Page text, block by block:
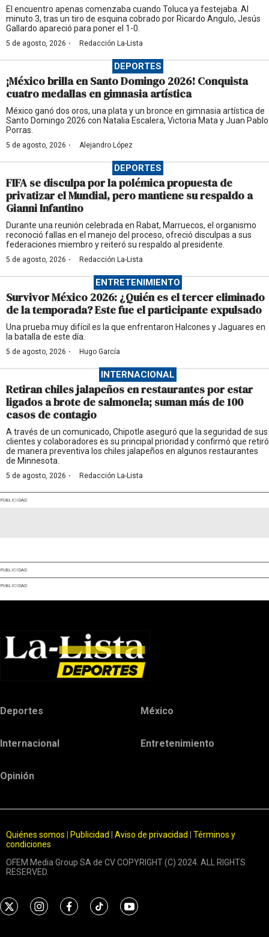
El encuentro apenas comenzaba cuando Toluca ya festejaba. Al
minuto 3, tras un tiro de esquina cobrado por Ricardo Angulo, Jesús
Gallardo apareció para poner el 1-0.
5 de agosto, 2026 · Redacción La-Lista
DEPORTES
¡México brilla en Santo Domingo 2026! Conquista
cuatro medallas en gimnasia artística
México ganó dos oros, una plata y un bronce en gimnasia artística de
Santo Domingo 2026 con Natalia Escalera, Victoria Mata y Juan Pablo
Porras.
5 de agosto, 2026 · Alejandro López
DEPORTES
FIFA se disculpa por la polémica propuesta de
privatizar el Mundial, pero mantiene su respaldo a
Gianni Infantino
Durante una reunión celebrada en Rabat, Marruecos, el organismo
reconoció fallas en el manejo del proceso, ofreció disculpas a sus
federaciones miembro y reiteró su respaldo al presidente.
5 de agosto, 2026 · Redacción La-Lista
ENTRETENIMIENTO
Survivor México 2026: ¿Quién es el tercer eliminado
de la temporada? Este fue el participante expulsado
Una prueba muy difícil es la que enfrentaron Halcones y Jaguares en
la batalla de este día.
5 de agosto, 2026 · Hugo García
INTERNACIONAL
Retiran chiles jalapeños en restaurantes por estar
ligados a brote de salmonela; suman más de 100
casos de contagio
A través de un comunicado, Chipotle aseguró que la seguridad de sus
clientes y colaboradores es su principal prioridad y confirmó que retiró
de manera preventiva los chiles jalapeños en algunos restaurantes
de Minnesota.
5 de agosto, 2026 · Redacción La-Lista
PUBLICIDAD
PUBLICIDAD
PUBLICIDAD
Deportes México
Internacional Entretenimiento
Opinión
Quiénes somos Publicidad Aviso de privacidad
Términos y
condiciones
OFEM Media Group SA de CV COPYRIGHT (C) 2024. ALL RIGHTS
RESERVED.
t
i
f
t
y